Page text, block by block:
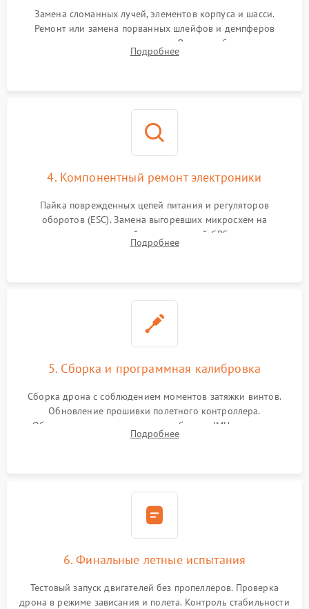
Замена сломанных лучей, элементов корпуса и шасси.
Ремонт или замена порванных шлейфов и демпферов
трехосевого подвеса камеры. Очистка объектива,
восстановление механизма фокусировки. Установка новых
Подробнее
4. Компонентный ремонт электроники
Пайка поврежденных цепей питания и регуляторов
оборотов (ESC). Замена выгоревших микросхем на
материнской плате, модулей GPS
Подробнее
5. Сборка и программная калибровка
Сборка дрона с соблюдением моментов затяжки винтов.
Обновление прошивки полетного контроллера.
Обязательная программная калибровка IMU-сенсоров,
компаса, датчиков позиционирования и горизонта подвеса
Подробнее
6. Финальные летные испытания
Тестовый запуск двигателей без пропеллеров. Проверка
дрона в режиме зависания и полета. Контроль стабильности